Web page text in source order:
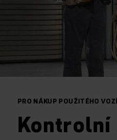
PRO NÁKUP POUŽITÉHO
Kontrolní